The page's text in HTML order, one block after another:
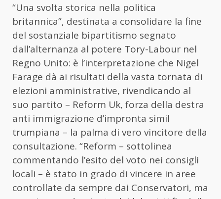
“Una svolta storica nella politica
britannica”, destinata a consolidare la fine
del sostanziale bipartitismo segnato
dall’alternanza al potere Tory-Labour nel
Regno Unito: è l’interpretazione che Nigel
Farage dà ai risultati della vasta tornata di
elezioni amministrative, rivendicando al
suo partito – Reform Uk, forza della destra
anti immigrazione d’impronta simil
trumpiana – la palma di vero vincitore della
consultazione. “Reform – sottolinea
commentando l’esito del voto nei consigli
locali – è stato in grado di vincere in aree
controllate da sempre dai Conservatori, ma